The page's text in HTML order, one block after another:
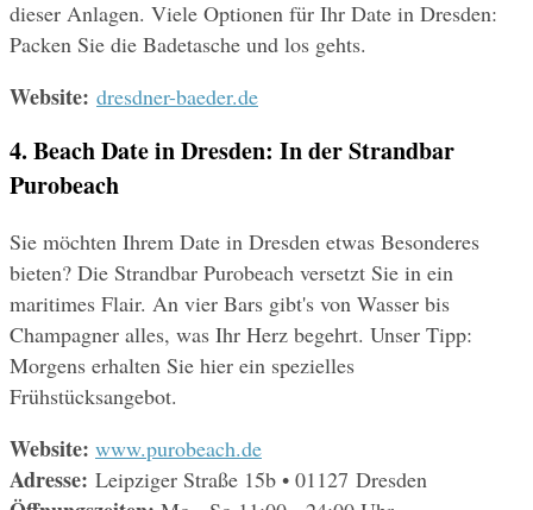
dieser Anlagen. Viele Optionen für Ihr Date in Dresden:
Packen Sie die Badetasche und los gehts.
Website: dresdner-baeder.de
4. Beach Date in Dresden: In der Strandbar
Purobeach
Sie möchten Ihrem Date in Dresden etwas Besonderes
bieten? Die Strandbar Purobeach versetzt Sie in ein
maritimes Flair. An vier Bars gibt's von Wasser bis
Champagner alles, was Ihr Herz begehrt. Unser Tipp:
Morgens erhalten Sie hier ein spezielles
Frühstücksangebot.
Website: www.purobeach.de
Adresse: Leipziger Straße 15b • 01127 Dresden